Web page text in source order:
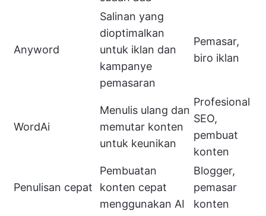
Anyword
Salinan yang
dioptimalkan
untuk iklan dan
kampanye
pemasaran
Pemasar,
biro iklan
WordAi
Menulis ulang dan
memutar konten
untuk keunikan
Profesional
SEO,
pembuat
konten
Penulisan cepat
Pembuatan
konten cepat
menggunakan AI
Blogger,
pemasar
konten